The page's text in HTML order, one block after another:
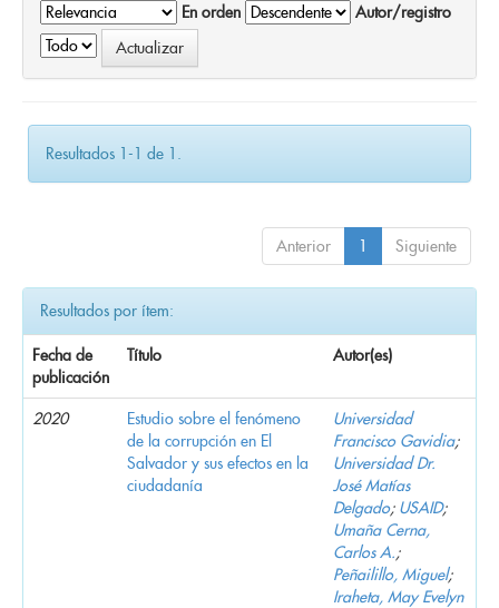
En orden
Autor/registro
Resultados 1-1 de 1.
Anterior 1 Siguiente
Resultados por ítem:
Fecha de
publicación
Título Autor(es)
2020
Estudio sobre el fenómeno
de la corrupción en El
Salvador y sus efectos en la
ciudadanía
Universidad
Francisco Gavidia;
Universidad Dr.
José Matías
Delgado; USAID;
Umaña Cerna,
Carlos A.;
Peñailillo, Miguel;
Iraheta, May Evelyn